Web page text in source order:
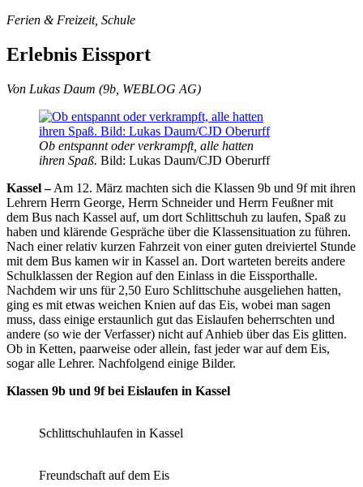
Ferien & Freizeit, Schule
Erlebnis Eissport
Von Lukas Daum (9b, WEBLOG AG)
Ob entspannt oder verkrampft, alle hatten
ihren Spaß. Bild: Lukas Daum/CJD Oberurff
Kassel –Am 12. März machten sich die Klassen 9b und 9f mit ihren
Lehrern Herrn George, Herrn Schneider und Herrn Feußner mit
dem Bus nach Kassel auf, um dort Schlittschuh zu laufen, Spaß zu
haben und klärende Gespräche über die Klassensituation zu führen.
Nach einer relativ kurzen Fahrzeit von einer guten dreiviertel Stunde
mit dem Bus kamen wir in Kassel an. Dort warteten bereits andere
Schulklassen der Region auf den Einlass in die Eissporthalle.
Nachdem wir uns für 2,50 Euro Schlittschuhe ausgeliehen hatten,
ging es mit etwas weichen Knien auf das Eis, wobei man sagen
muss, dass einige erstaunlich gut das Eislaufen beherrschten und
andere (so wie der Verfasser) nicht auf Anhieb über das Eis glitten.
Ob in Ketten, paarweise oder allein, fast jeder war auf dem Eis,
sogar alle Lehrer. Nachfolgend einige Bilder.
Klassen 9b und 9f bei Eislaufen in Kassel
Schlittschuhlaufen in Kassel
Freundschaft auf dem Eis